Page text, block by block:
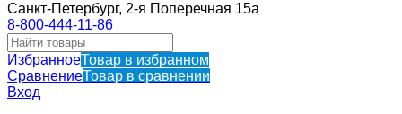
Санкт-Петербург, 2-я Поперечная 15а
8-800-444-11-86
ИзбранноеТовар в избранном
СравнениеТовар в сравнении
Вход